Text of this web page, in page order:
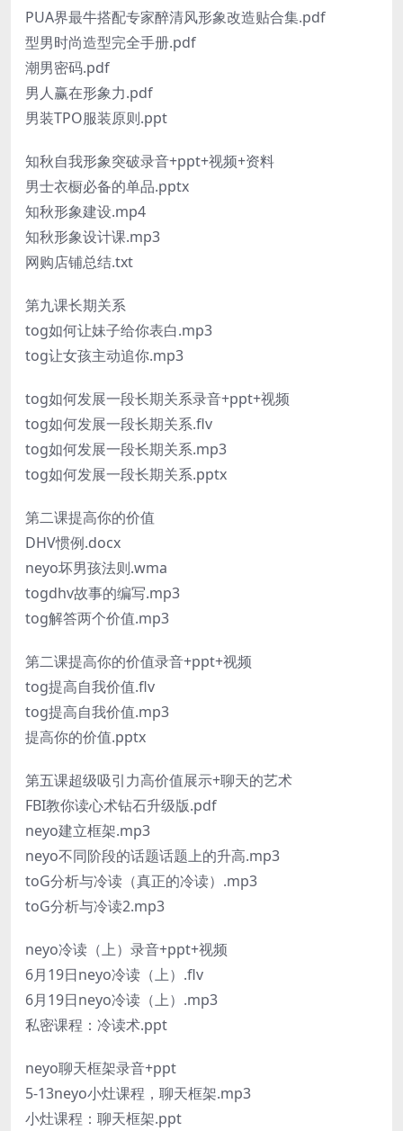
PUA界最牛搭配专家醉清风形象改造贴合集.pdf
型男时尚造型完全手册.pdf
潮男密码.pdf
男人赢在形象力.pdf
男装TPO服装原则.ppt
知秋自我形象突破录音+ppt+视频+资料
男士衣橱必备的单品.pptx
知秋形象建设.mp4
知秋形象设计课.mp3
网购店铺总结.txt
第九课长期关系
tog如何让妹子给你表白.mp3
tog让女孩主动追你.mp3
tog如何发展一段长期关系录音+ppt+视频
tog如何发展一段长期关系.flv
tog如何发展一段长期关系.mp3
tog如何发展一段长期关系.pptx
第二课提高你的价值
DHV惯例.docx
neyo坏男孩法则.wma
togdhv故事的编写.mp3
tog解答两个价值.mp3
第二课提高你的价值录音+ppt+视频
tog提高自我价值.flv
tog提高自我价值.mp3
提高你的价值.pptx
第五课超级吸引力高价值展示+聊天的艺术
FBI教你读心术钻石升级版.pdf
neyo建立框架.mp3
neyo不同阶段的话题话题上的升高.mp3
toG分析与冷读（真正的冷读）.mp3
toG分析与冷读2.mp3
neyo冷读（上）录音+ppt+视频
6月19日neyo冷读（上）.flv
6月19日neyo冷读（上）.mp3
私密课程：冷读术.ppt
neyo聊天框架录音+ppt
5-13neyo小灶课程，聊天框架.mp3
小灶课程：聊天框架.ppt